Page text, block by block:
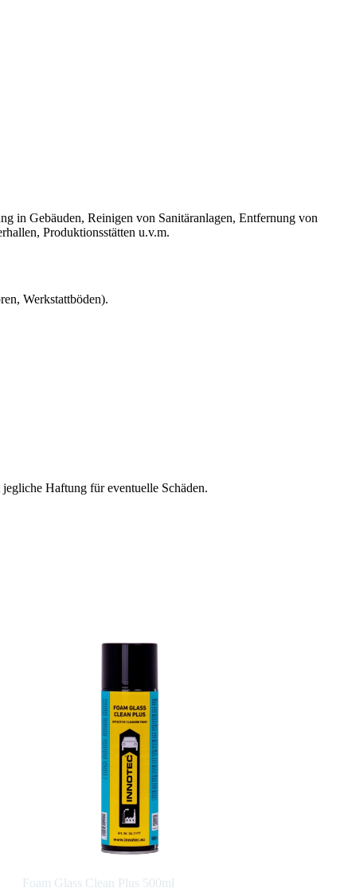
in Gebäuden, Reinigen von Sanitäranlagen, Entfernung von
Produktionsstätten u.v.m.
Werkstattböden).
Haftung für eventuelle Schäden.
Foam Glass Clean Plus 500ml